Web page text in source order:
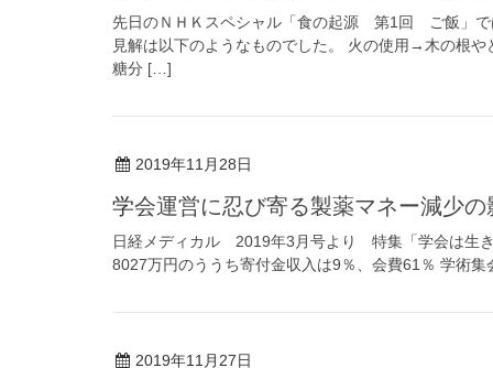
先日のＮＨＫスペシャル「食の起源 第1回 ご飯」で
見解は以下のようなものでした。 火の使用→木の根
糖分 […]
2019年11月28日
学会運営に忍び寄る製薬マネー減少の
日経メディカル 2019年3月号より 特集「学会は生
8027万円のううち寄付金収入は9％、会費61％ 学術
2019年11月27日